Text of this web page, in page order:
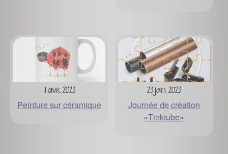
11 avr. 2023
Peinture sur céramique
23 jan. 2023
Journée de création
«Tinktube»